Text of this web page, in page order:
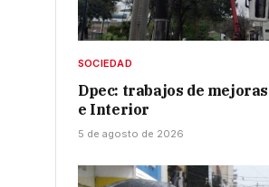
SOCIEDAD
Dpec: trabajos de
e Interior
5 de agosto de 2026